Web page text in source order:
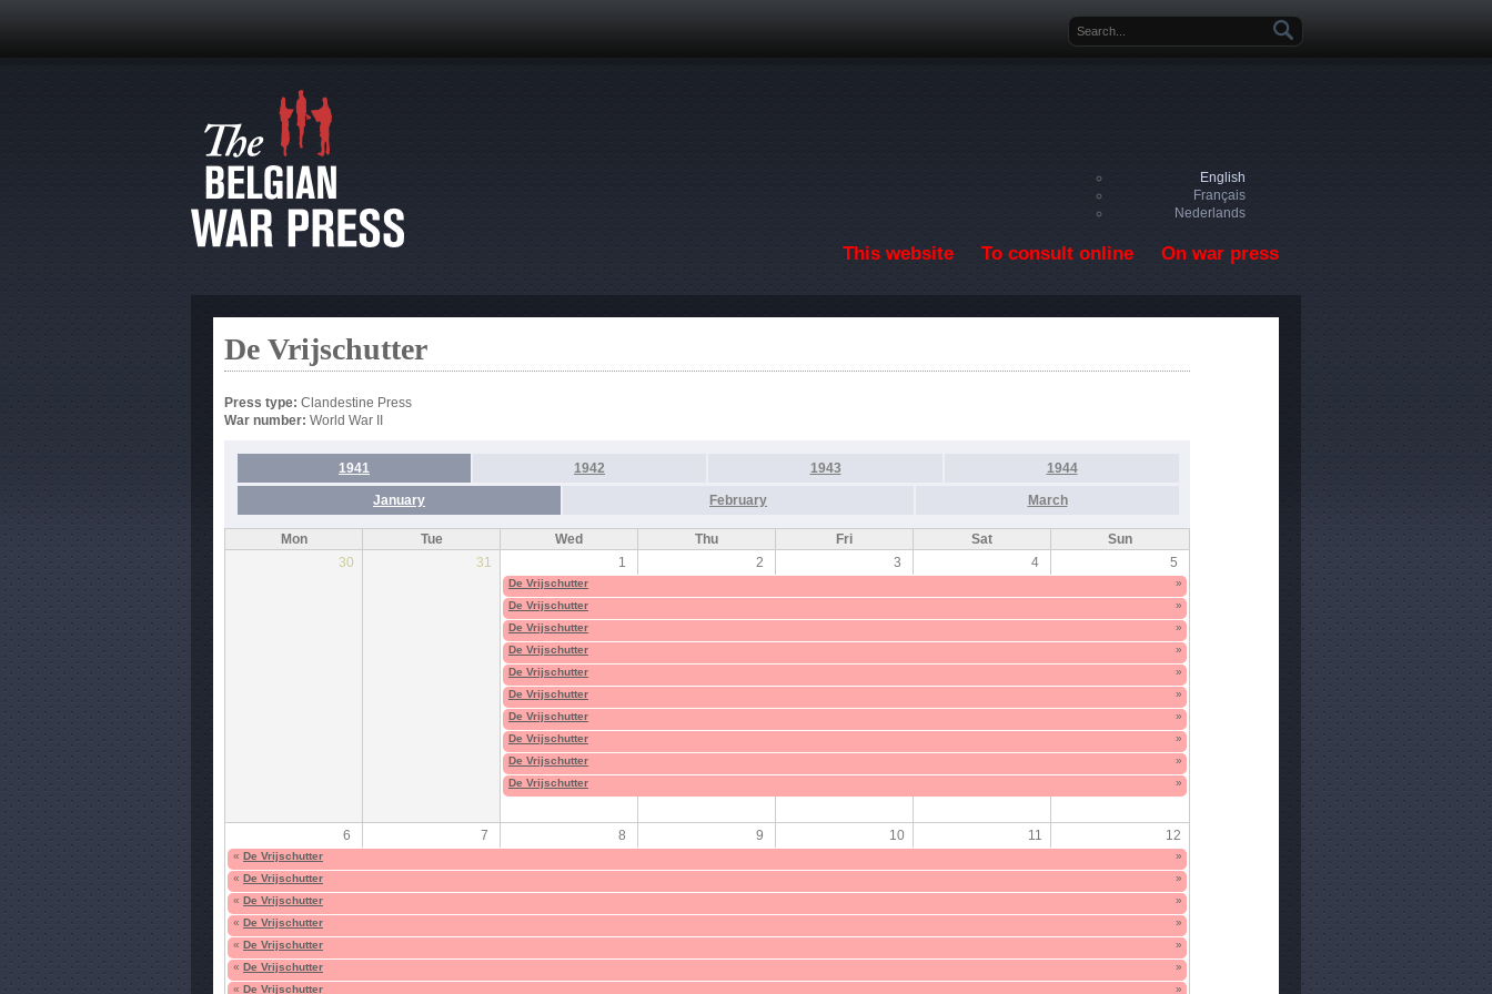
Search form
English
Français
Nederlands
This website To consult online On war press
De Vrijschutter
Press type: Clandestine Press
War number: World War II
1941 1942 1943 1944
January February March
Mon Tue Wed Thu Fri Sat
Sun
30
31 1 2 3 4 5
De Vrijschutter
»
De Vrijschutter
»
De Vrijschutter
»
De Vrijschutter
»
De Vrijschutter
»
De Vrijschutter
»
De Vrijschutter
»
De Vrijschutter
»
De Vrijschutter
»
De Vrijschutter
»
6 7 8 9 10 11 12
« De Vrijschutter
»
« De Vrijschutter
»
« De Vrijschutter
»
« De Vrijschutter
»
« De Vrijschutter
»
« De Vrijschutter
»
« De Vrijschutter
»